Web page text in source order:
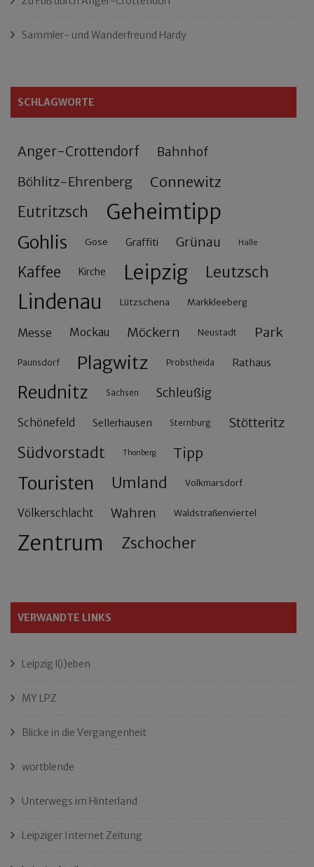
Sammler- und Wanderfreund Hardy
SCHLAGWORTE
Anger-Crottendorf Bahnhof
Böhlitz-Ehrenberg Connewitz
Eutritzsch Geheimtipp
Gohlis Gose Graffiti Grünau Halle
Kaffee Kirche Leipzig Leutzsch
Lindenau Lützschena Markkleeberg
Messe Mockau Möckern Neustadt Park
Paunsdorf Plagwitz Probstheida Rathaus
Reudnitz Sachsen Schleußig
Schönefeld Sellerhausen Sternburg Stötteritz
Südvorstadt Thonberg Tipp
Touristen Umland Volkmarsdorf
Völkerschlacht Wahren Waldstraßenviertel
Zentrum Zschocher
VERWANDTE LINKS
Leipzig l(i)eben
MY LPZ
Blicke in die Vergangenheit
wortblende
Unterwegs im Hinterland
Leipziger Internet Zeitung